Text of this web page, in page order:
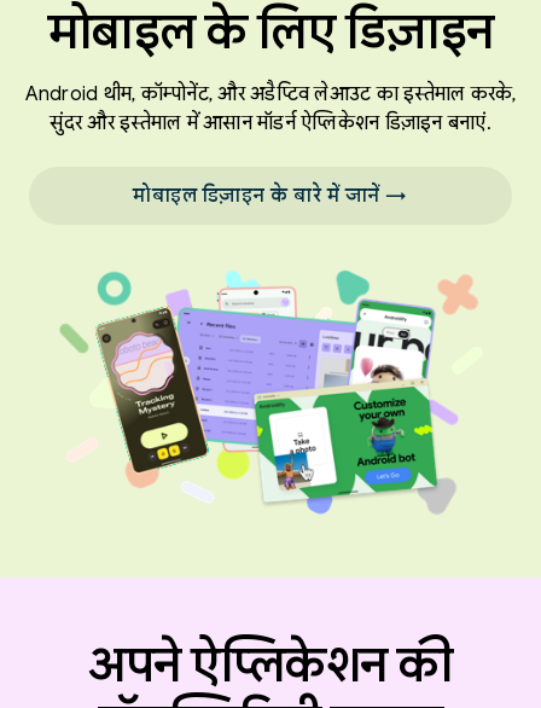
मोबाइल के लिए डिज़ाइन
Android थीम, कॉम्पोनेंट, और अडैप्टिव लेआउट का इस्तेमाल करके,
सुंदर और इस्तेमाल में आसान मॉडर्न ऐप्लिकेशन डिज़ाइन बनाएं.
मोबाइल डिज़ाइन के बारे में जानें →
अपने ऐप्लिकेशन की